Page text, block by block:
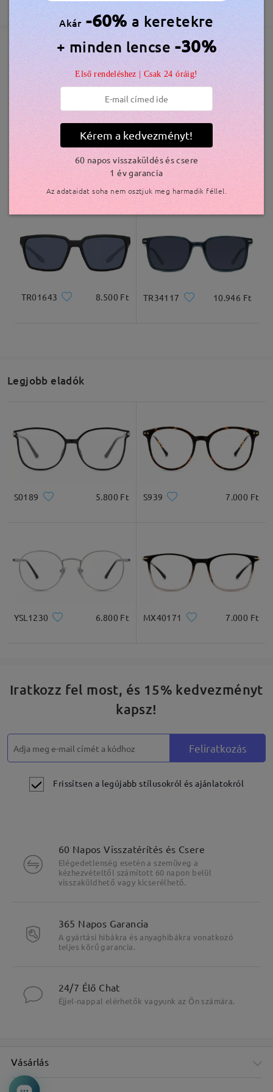
véleményt
Írjon egy véleményt
5-7 munkanap
részletek
Elküldve
szállítási idő
5-7 munkanap
részletek
Kiszállítva
Hasonló keretek
TR33009 7.800 Ft AC27916 6.800 Ft
TR01643 8.500 Ft TR34117 10.946 Ft
Legjobb eladók
S0189 5.800 Ft S939 7.000 Ft
YSL1230 6.800 Ft MX40171 7.000 Ft
Iratkozz fel most, és 15% kedvezményt
kapsz!
Feliratkozás
Frissítsen a legújabb stílusokról és ajánlatokról
60 Napos Visszatérítés és Csere
Elégedetlenség esetén a szemüveg a
kézhezvételtől számított 60 napon belül
visszaküldhető vagy kicserélhető.
365 Napos Garancia
A gyártási hibákra és anyaghibákra vonatkozó
teljes körű garancia.
24/7 Élő Chat
Éjjel-nappal elérhetők vagyunk az Ön számára.
Vásárlás
Akár -60% a keretekre
+ minden lencse -30%
Első rendeléshez | Csak 24 óráig!
Kérem a kedvezményt!
60 napos visszaküldés és csere
1 év garancia
Az adataidat soha nem osztjuk meg harmadik féllel.